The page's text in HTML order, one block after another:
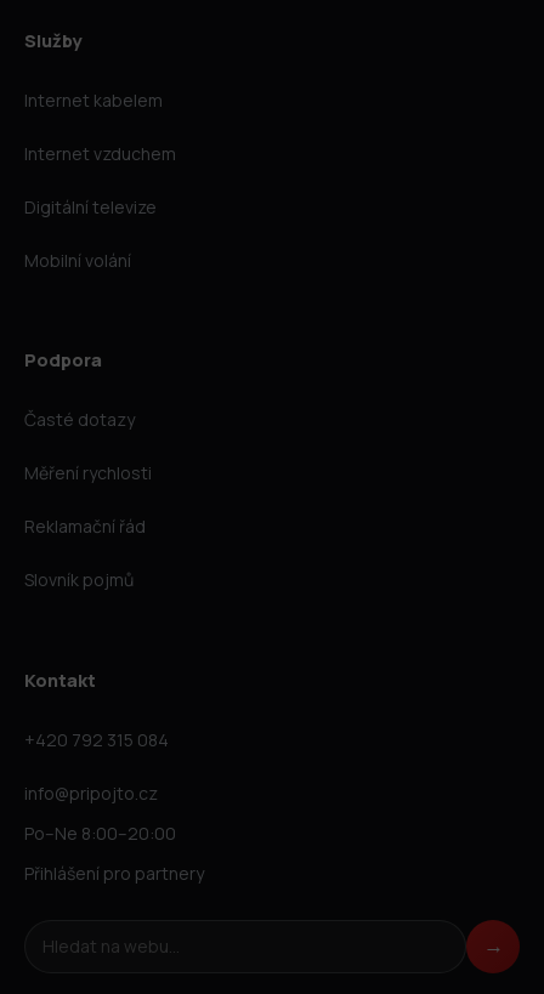
Služby
Internet kabelem
Internet vzduchem
Digitální televize
Mobilní volání
Podpora
Časté dotazy
Měření rychlosti
Reklamační řád
Slovník pojmů
Kontakt
+420 792 315 084
info@pripojto.cz
Po–Ne 8:00–20:00
Přihlášení pro partnery
Hledat na webu →